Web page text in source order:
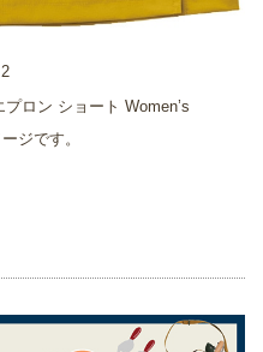
ロン ショート Women’s
ジです。
2